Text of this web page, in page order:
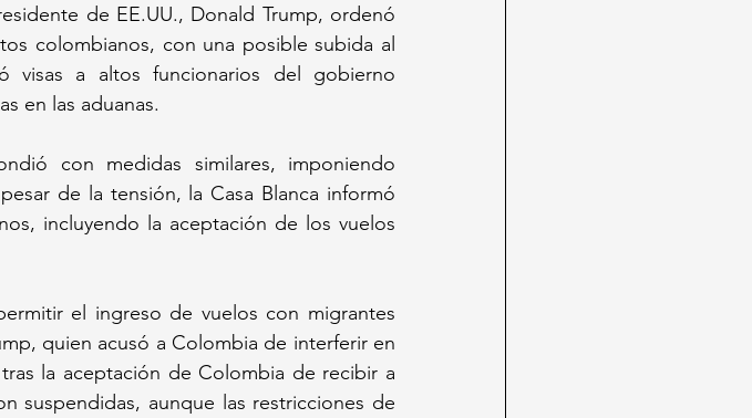
de EE.UU., Donald Trump, ordenó
colombianos, con una posible subida al
visas a altos funcionarios del gobierno
en las aduanas.
con medidas similares, imponiendo
de la tensión, la Casa Blanca informó
incluyendo la aceptación de los vuelos
el ingreso de vuelos con migrantes
quien acusó a Colombia de interferir en
la aceptación de Colombia de recibir a
suspendidas, aunque las restricciones de